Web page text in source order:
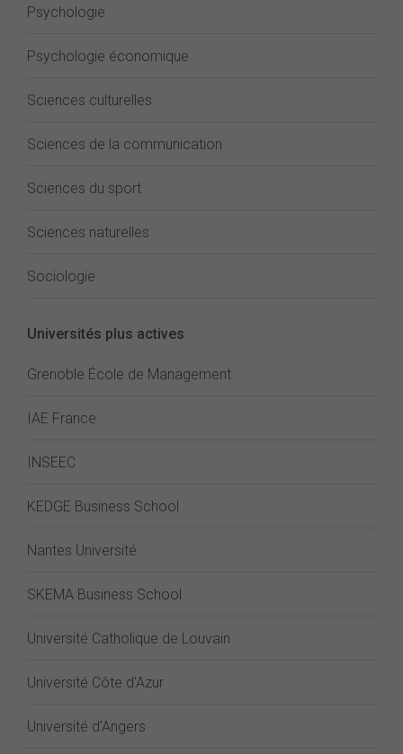
Psychologie
Psychologie économique
Sciences culturelles
Sciences de la communication
Sciences du sport
Sciences naturelles
Sociologie
Universités plus actives
Grenoble École de Management
IAE France
INSEEC
KEDGE Business School
Nantes Université
SKEMA Business School
Université Catholique de Louvain
Université Côte d'Azur
Université d'Angers